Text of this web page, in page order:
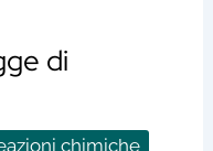
di
chimiche